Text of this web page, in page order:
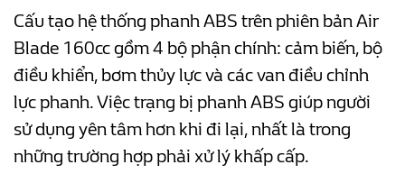
Cấu tạo hệ thống phanh ABS trên phiên bản Air
Blade 160cc gồm 4 bộ phận chính: cảm biến, bộ
điều khiển, bơm thủy lực và các van điều chỉnh
lực phanh. Việc trạng bị phanh ABS giúp người
sử dụng yên tâm hơn khi đi lại, nhất là trong
những trường hợp phải xử lý khấp cấp.